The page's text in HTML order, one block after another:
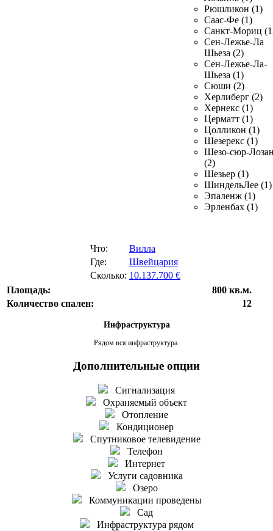
Рюшликон (1)
Саас-Фе (1)
Санкт-Мориц
Сен-Лежье-Ла
Шьеза (2)
Сен-Лежье-Ла-
Шьеза (1)
Сюши (2)
Херлиберг (2)
Хернекс (1)
Церматт (1)
Цолликон (1)
Шезерекс (1)
Шезо-сюр-
(2)
Шезьер (1)
ШиндельЛее (1)
Эпаленж (1)
Эрленбах (1)
Что:
Вилла
Где:
Швейцария
Сколько: 10.137.700 €
Площадь:
800 кв.м.
Количество спален:
12
Инфраструктура
Рядом вся инфраструктура.
Дополнительные опции
Сигнализация
Охраняемый объект
Отопление
Кондиционер
Спутниковое телевидение
Телефон
Интернет
Услуги садовника
Озеро
Коммуникации проведены
Сад
Инфраструктура рядом